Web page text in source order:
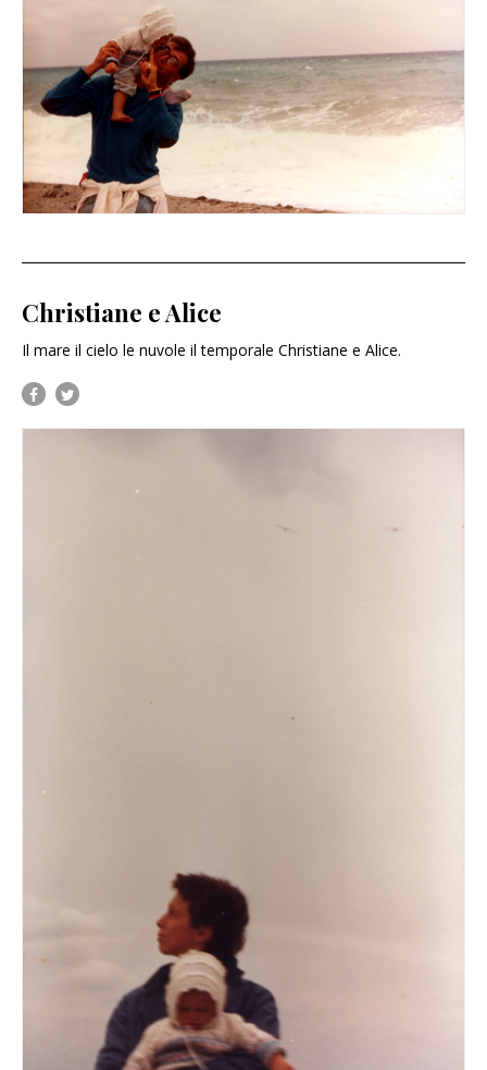
Christiane e Alice
Il mare il cielo le nuvole il temporale Christiane e Alice.